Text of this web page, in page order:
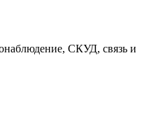
СКУД, связь и